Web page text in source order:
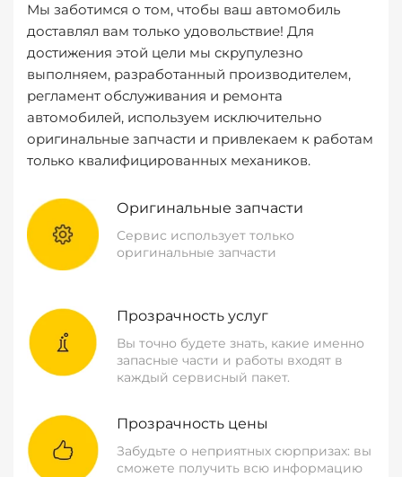
Мы заботимся о том, чтобы ваш автомобиль
доставлял вам только удовольствие! Для
достижения этой цели мы скрупулезно
выполняем, разработанный производителем,
регламент обслуживания и ремонта
автомобилей, используем исключительно
оригинальные запчасти и привлекаем к работам
только квалифицированных механиков.
Оригинальные запчасти
Сервис использует только
оригинальные запчасти
Прозрачность услуг
Вы точно будете знать, какие именно
запасные части и работы входят в
каждый сервисный пакет.
Прозрачность цены
Забудьте о неприятных сюрпризах: вы
сможете получить всю информацию